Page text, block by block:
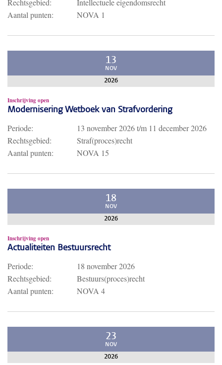
Rechtsgebied:
Intellectuele eigendomsrecht
Aantal punten:
NOVA 1
13
NOV
2026
Inschrijving open
Modernisering Wetboek van Strafvordering
Periode: 13 november 2026t/m 11 december 2026
Rechtsgebied:
Straf(proces)recht
Aantal punten:
NOVA 15
18
NOV
2026
Inschrijving open
Actualiteiten Bestuursrecht
Periode:
18 november 2026
Rechtsgebied:
Bestuurs(proces)recht
Aantal punten:
NOVA 4
23
NOV
2026